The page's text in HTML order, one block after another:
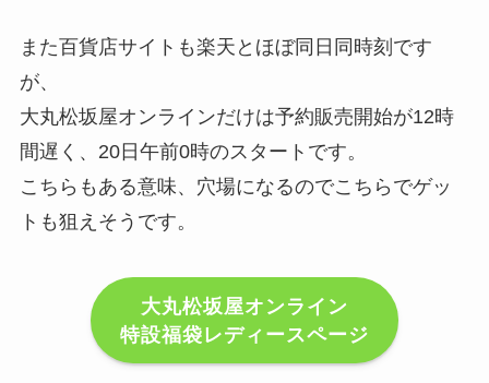
また百貨店サイトも楽天とほぼ同日同時刻です
が、
大丸松坂屋オンラインだけは予約販売開始が12時
間遅く、20日午前0時のスタートです。
こちらもある意味、穴場になるのでこちらでゲッ
トも狙えそうです。
大丸松坂屋オンライン
特設福袋レディースページ